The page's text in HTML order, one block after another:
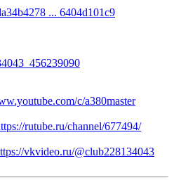
... 6404d101c9
c/a380master
rutube.ru/channel/677494/
vkvideo.ru/@club228134043